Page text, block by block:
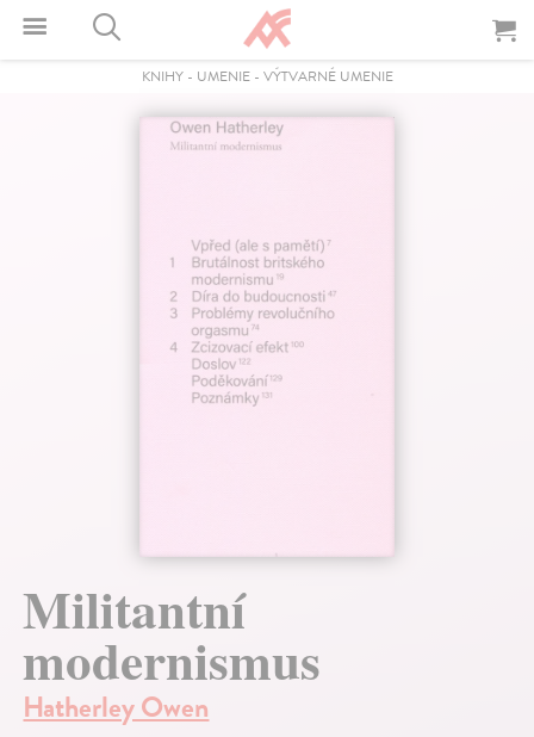
KNIHY- UMENIE- VÝTVARNÉ UMENIE
Militantní
modernismus
Hatherley Owen